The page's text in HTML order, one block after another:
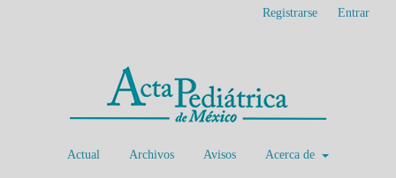
Actual Archivos Avisos Acerca de
Registrarse Entrar